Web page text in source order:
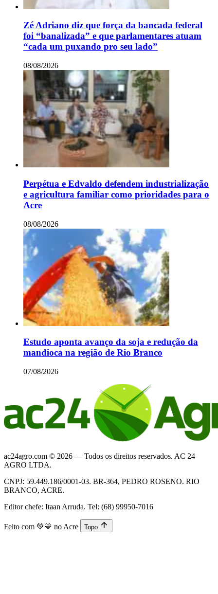
Zé Adriano diz que força da bancada federal
foi “banalizada” e que parlamentares atuam
“cada um puxando pro seu lado”
08/08/2026
Perpétua e Edvaldo defendem industrialização
e agricultura familiar como prioridades para o
Acre
08/08/2026
Estudo aponta avanço da soja e redução da
mandioca na região de Rio Branco
07/08/2026
ac24agro.com © 2026 — Todos os direitos reservados. AC 24
AGRO LTDA.
CNPJ: 59.449.186/0001-03. BR-364, PEDRO ROSENO. RIO
BRANCO, ACRE.
Editor chefe: Itaan Arruda. Tel: (68) 99950-7016
Feito com 💚💛 no Acre Topo